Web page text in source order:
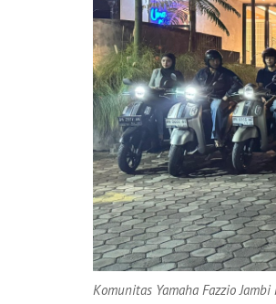
Komunitas Yamaha Fazzio